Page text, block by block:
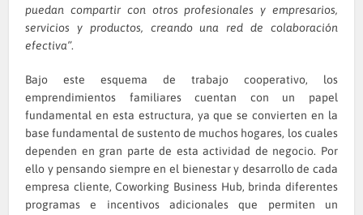
puedan compartir con otros profesionales y empresarios,
servicios y productos, creando una red de colaboración
efectiva”.
Bajo este esquema de trabajo cooperativo, los
emprendimientos familiares cuentan con un papel
fundamental en esta estructura, ya que se convierten en la
base fundamental de sustento de muchos hogares, los cuales
dependen en gran parte de esta actividad de negocio. Por
ello y pensando siempre en el bienestar y desarrollo de cada
empresa cliente, Coworking Business Hub, brinda diferentes
programas e incentivos adicionales que permiten un